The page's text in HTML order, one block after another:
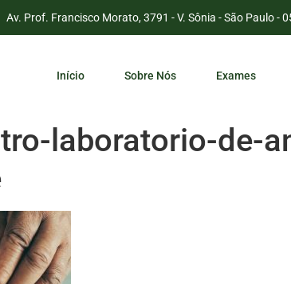
Av. Prof. Francisco Morato, 3791 - V. Sônia - São Paulo -
Início Sobre Nós Exames
laboratorio-de-